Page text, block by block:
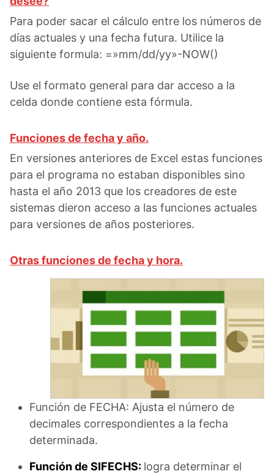
Para poder sacar el cálculo entre los números de
días actuales y una fecha futura. Utilice la
siguiente formula: =»mm/dd/yy»-NOW()
Use el formato general para dar acceso a la
celda donde contiene esta fórmula.
Funciones de fecha y año.
En versiones anteriores de Excel estas funciones
para el programa no estaban disponibles sino
hasta el año 2013 que los creadores de este
sistemas dieron acceso a las funciones actuales
para versiones de años posteriores.
Otras funciones de fecha y hora.
Función de FECHA: Ajusta el número de
decimales correspondientes a la fecha
determinada.
Función de SIFECHS: logra determinar el